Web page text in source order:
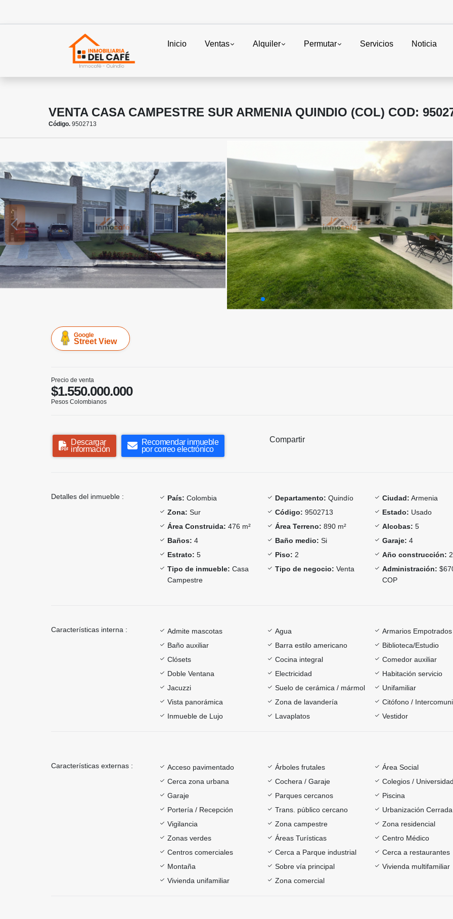
Inicio Ventas Alquiler Permutar Servicios Noticia
VENTA CASA CAMPESTRE SUR ARMENIA QUINDIO (COL) COD:
Código. 9502713
Google
Street View
Precio de venta
$1.550.000.000
Pesos Colombianos
Descargar
información
Recomendar inmueble
por correo electrónico
Compartir
Detalles del inmueble : País: Colombia Departamento: Quindío Ciudad: Armenia
Zona: Sur Código: 9502713 Estado: Usado
Área Construida: 476 m² Área Terreno: 890 m² Alcobas: 5
Baños: 4 Baño medio: Si Garaje: 4
Estrato: 5 Piso: 2 Año construcción:
Tipo de inmueble: Casa
Campestre
Tipo de negocio: Venta Administración:
COP
Características interna : Admite mascotas Agua
Armarios Empotrados
Baño auxiliar
Barra estilo americano
Biblioteca/Estudio
Clósets
Cocina integral
Comedor auxiliar
Doble Ventana
Electricidad
Habitación servicio
Jacuzzi
Suelo de cerámica / mármol
Unifamiliar
Vista panorámica
Zona de lavandería
Citófono /
Inmueble de Lujo
Lavaplatos Vestidor
Características externas : Acceso pavimentado Árboles frutales
Área Social
Cerca zona urbana
Cochera / Garaje
Colegios /
Garaje
Parques cercanos
Piscina
Portería / Recepción
Trans. público cercano
Urbanización Cerrada
Vigilancia
Zona campestre
Zona residencial
Zonas verdes
Áreas Turísticas
Centro Médico
Centros comerciales
Cerca a Parque industrial
Cerca a restaurantes
Montaña
Sobre vía principal
Vivienda multifamiliar
Vivienda unifamiliar
Zona comercial